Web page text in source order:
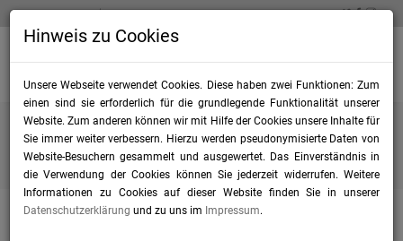
TELEFON 0711 / 22 835 726 INFO@FILM-NECKARALB.DE
Location-/Productionguide
Hinweis zu Cookies
Unsere Webseite verwendet Cookies. Diese haben zwei Funktionen: Zum
einen sind sie erforderlich für die grundlegende Funktionalität unserer
Website. Zum anderen können wir mit Hilfe der Cookies unsere Inhalte für
Sie immer weiter verbessern. Hierzu werden pseudonymisierte Daten von
Website-Besuchern gesammelt und ausgewertet. Das Einverständnis in
die Verwendung der Cookies können Sie jederzeit widerrufen. Weitere
Informationen zu Cookies auf dieser Website finden Sie in unserer
Datenschutzerklärung und zu uns im Impressum.